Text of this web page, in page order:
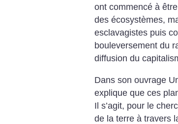
ont commencé à
des écosystèmes,
esclavagistes puis
bouleversement du
diffusion du
Dans son ouvrage
explique que ces
Il s’agit, pour le
de la terre à travers